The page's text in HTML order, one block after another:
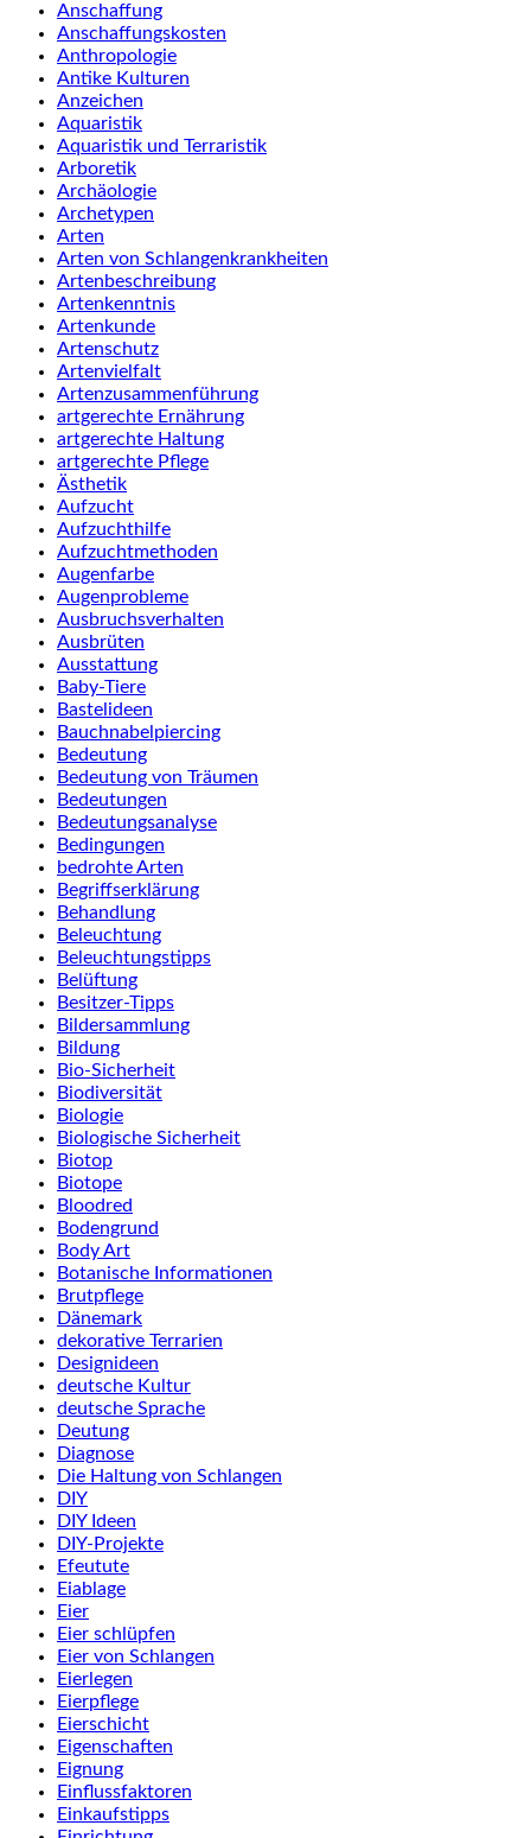
Anschaffung
Anschaffungskosten
Anthropologie
Antike Kulturen
Anzeichen
Aquaristik
Aquaristik und Terraristik
Arboretik
Archäologie
Archetypen
Arten
Arten von Schlangenkrankheiten
Artenbeschreibung
Artenkenntnis
Artenkunde
Artenschutz
Artenvielfalt
Artenzusammenführung
artgerechte Ernährung
artgerechte Haltung
artgerechte Pflege
Ästhetik
Aufzucht
Aufzuchthilfe
Aufzuchtmethoden
Augenfarbe
Augenprobleme
Ausbruchsverhalten
Ausbrüten
Ausstattung
Baby-Tiere
Bastelideen
Bauchnabelpiercing
Bedeutung
Bedeutung von Träumen
Bedeutungen
Bedeutungsanalyse
Bedingungen
bedrohte Arten
Begriffserklärung
Behandlung
Beleuchtung
Beleuchtungstipps
Belüftung
Besitzer-Tipps
Bildersammlung
Bildung
Bio-Sicherheit
Biodiversität
Biologie
Biologische Sicherheit
Biotop
Biotope
Bloodred
Bodengrund
Body Art
Botanische Informationen
Brutpflege
Dänemark
dekorative Terrarien
Designideen
deutsche Kultur
deutsche Sprache
Deutung
Diagnose
Die Haltung von Schlangen
DIY
DIY Ideen
DIY-Projekte
Efeutute
Eiablage
Eier
Eier schlüpfen
Eier von Schlangen
Eierlegen
Eierpflege
Eierschicht
Eigenschaften
Eignung
Einflussfaktoren
Einkaufstipps